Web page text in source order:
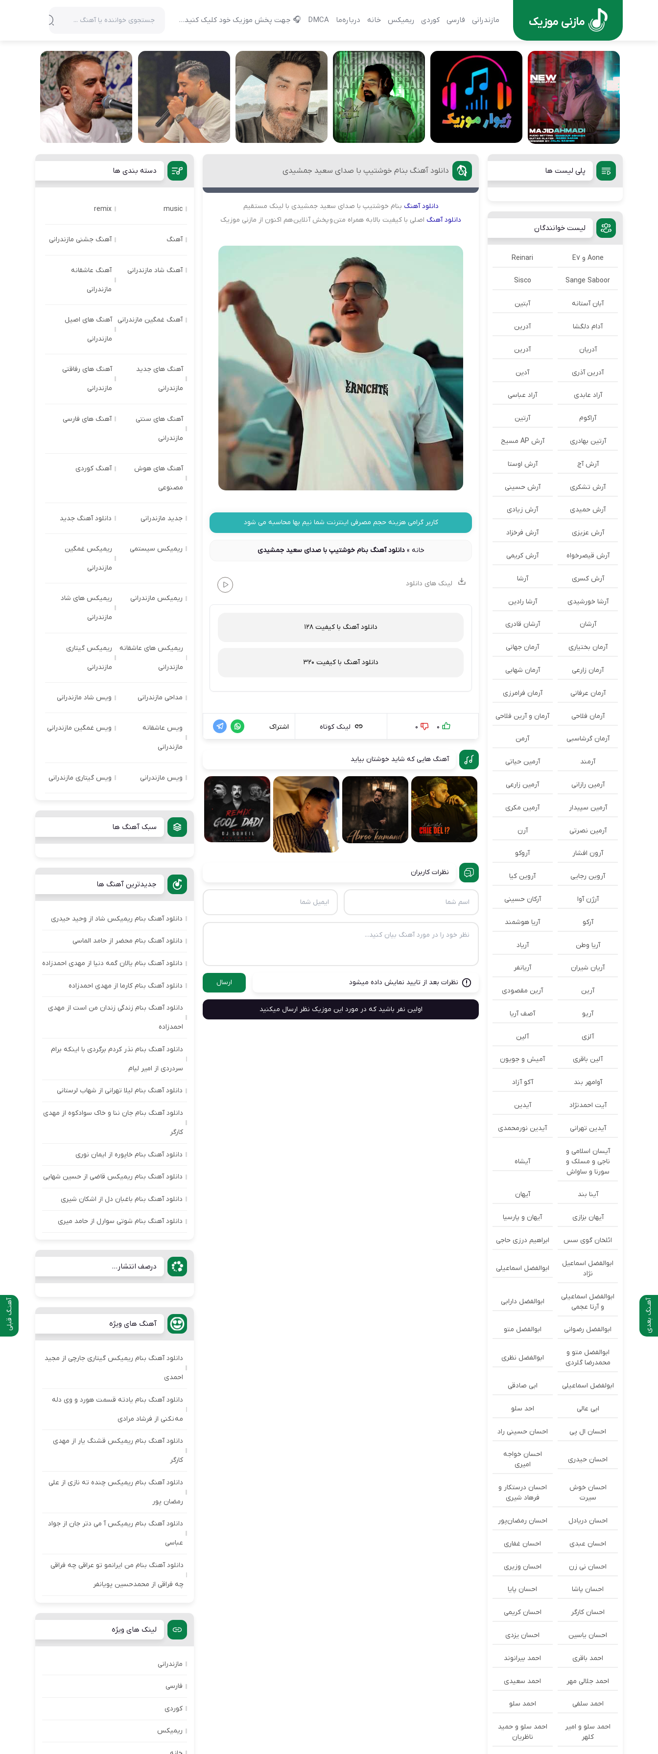
مازنی موزیک مازندرانی فارسی کوردی ریمیکس خانه درباره‌‌ما DMCA 🎧 جهت پخش موزیک خود کلیک کنید…
آهنـگ قبلی آهـنگ بعدی
دانلود آهنگ بنام خوشتیپ با صدای سعید جمشیدی
دانلودآهنگ بنام خوشتیپ با صدای سعید جمشیدی با لینک مستقیم
دانلودآهنگ اصلی با کیفیت بالا به همراه متن و پخش آنلاین هم اکنون از مازنی موزیک
کاربر گرامی هزینه حجم مصرفی اینترنت شما نیم بها محاسبه می شود
خانه »دانلود آهنگ بنام خوشتیپ با صدای سعید جمشیدی
لینک های دانلود
دانلود آهنگ با کیفیت 128
دانلود آهنگ با کیفیت 320
0
0 لینک کوتاه اشتراک
آهنگ هایی که شاید خوشتان بیاید
نظرات کاربران
نظرات بعد از تایید نمایش داده میشود ارسال
اولین نفر باشید که در مورد این موزیک نظر ارسال میکنید
پلی لیست ها
لیست خوانندگان
Aone و E7 Reinari
Sange Saboor
Sisco
آبان آستانه آبتین
آدام دلگشا آدرين
آدریان آدرین
آدرین آذری آدین
آراد عابدی آراد عباسی
آراکوم آرتین
آرتین بهادری آرش AP مسیح
آرش آج آرش اوستا
آرش تشکری آرش حسینی
آرش حمیدی آرش زیادی
آرش عزیزی آرش فرخزاد
آرش قیصرخواه آرش کریمی
آرش کسری آرشا
آرشا خورشیدی آرشا رادین
آرشان آرشان قادری
آرمان بختیاری آرمان جهانی
آرمان زارعی آرمان شهابی
آرمان عرفانی آرمان فرامرزی
آرمان فلاحی آرمان و آرین فلاحی
آرمان گرشاسبی آرمن
آرمند آرمین حیاتی
آرمین رازانی آرمین زارعی
آرمین سپیدار آرمین مکری
آرمین نصرتی آرن
آرون افشار آروکو
آروین رجایی آروین کیا
آرژن آوا آرکان حسینی
آرکو آریا هوشمند
آریا وطن آریاد
آریان شیران آریانفر
آرین آرین مقصودی
آریو آصف آریا
آلزی آلین
آلین باقری آمیش و جویون
آوامهر بند آکو آزاد
آیت احمدنژاد آیدین
آیدین تهرانی آیدین نورمحمدی
آیسان اسلامی و
ناجی و مسلک و
سورنا و ساواش
آیشاه
آینا بند آیهان
آیهان بزازی آیهان و پارسیا
ائلخان گوی سس ابراهیم درزی حاجی
ابوالفضل اسماعیل
نژاد
ابوالفضل اسماعیلی
ابوالفضل اسماعیلی
و آرتا عجمی
ابوالفضل دارابی
ابوالفضل رضوانی ابوالفضل متو
ابوالفضل متو و
محمدرضا گلردی
ابوالفضل نظری
ابولفضل اسماعیلی ابی صادقی
ابی عالی احد سلو
احسان ال پی احسان حسینی راد
احسان حیدری
احسان خواجه
امیری
احسان خوش
سیرت
احسان درستكار و
فرهاد شيرى
احسان دریادل احسان رمضان‌پور
احسان عبدی احسان غفاری
احسان نی زن احسان وزیری
احسان پاشا احسان پایا
احسان کارگر احسان کریمی
احسان یاسین احسان یزدی
احمد باقری احمد بیرانوند
احمد جلالی مهر احمد سعیدی
احمد سلفی احمد سلو
احمد سلو و امیر
کلهر
احمد سلو و حمید
ناظریان
دسته بندی ها
music
remix
آهنگ آهنگ جشنی مازندرانی
آهنگ شاد مازندرانی آهنگ عاشقانه
مازندرانی
آهنگ غمگین مازندرانی آهنگ های اصیل
مازندرانی
آهنگ های جدید
مازندرانی
آهنگ های رفاقتی
مازندرانی
آهنگ های سنتی
مازندرانی
آهنگ های فارسی
آهنگ های هوش
مصنوعی
آهنگ کوردی
جدید مازندرانی دانلود آهنگ جدید
ریمیکس سیستمی ریمیکس غمگین
مازندرانی
ریمیکس مازندرانی ریمیکس های شاد
مازندرانی
ریمیکس های عاشقانه
مازندرانی
ریمیکس گیتاری
مازندرانی
مداحی مازندرانی ویس شاد مازندرانی
ویس عاشقانه
مازندرانی
ویس غمگین مازندرانی
ویس مازندرانی ویس گیتاری مازندرانی
سبک آهنگ ها
جدیدترین آهنگ ها
دانلود آهنگ بنام ریمیکس شاد از وحید حیدری
دانلود آهنگ بنام محضر از حامد الماسی
دانلود آهنگ بنام یالان گمه دنیا از مهدی احمدزاده
دانلود آهنگ بنام کارما از مهدی احمدزاده
دانلود آهنگ بنام زندگی زندان من است از مهدی
احمدزاده
دانلود آهنگ بنام نذر کردم برگردی با اینکه برام
سردردی از امیر لیام
دانلود آهنگ بنام لیلا تهرانی از شهاب لرستانی
دانلود آهنگ بنام جان ننا و خاک سوادکوه از مهدی
کارگر
دانلود آهنگ بنام خاپوره از ایمان نوری
دانلود آهنگ بنام ریمیکس قاضی از حسین شهابی
دانلود آهنگ بنام باغبان دل از اشکان شیری
دانلود آهنگ بنام شوتی سوارل از حامد میری
درصف انتشار...
آهنگ های ویژه
دانلود آهنگ بنام ریمیکس گیتاری جارچی از مجید
احمدی
دانلود آهنگ بنام یادته قسمت هورد و وی دله
مه نکنی از فرشاد مرادی
دانلود آهنگ بنام ریمیکس قشنگ یار از مهدی
کارگر
دانلود آهنگ بنام ریمیکس چنده ته نازی از علی
رمضان پور
دانلود آهنگ بنام ریمیکس آ می دتر جان از جواد
عباسی
دانلود آهنگ بنام من ایرانمو تو عراقی چه فراقی
چه فراقی از محمدحسین پویانفر
لینک های ویژه
مازندرانی
فارسی
کوردی
ریمیکس